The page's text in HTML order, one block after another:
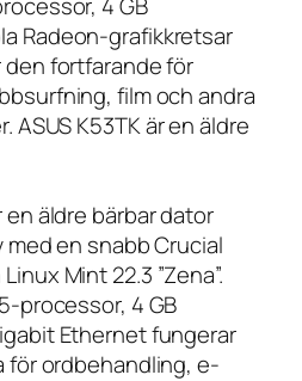
Radeon-grafikkretsar
den fortfarande för
film och andra
ASUS K53TK är en äldre
en äldre bärbar dator
en snabb Crucial
Mint 22.3 ”Zena”.
processor, 4 GB
Ethernet fungerar
för ordbehandling, e-